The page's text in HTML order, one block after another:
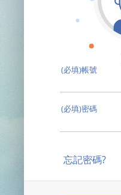
(必填)帳號
(必填)密碼
忘記密碼?